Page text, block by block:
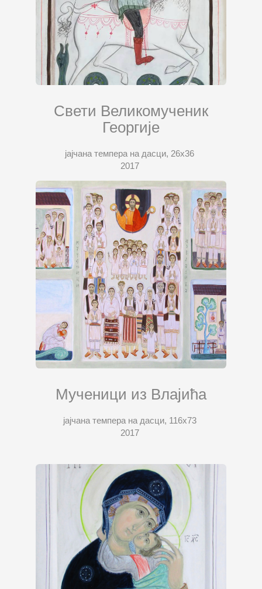
Свети Великомученик
Георгије
јајчана темпера на дасци, 26х36
2017
Мученици из Влајића
јајчана темпера на дасци, 116х73
2017